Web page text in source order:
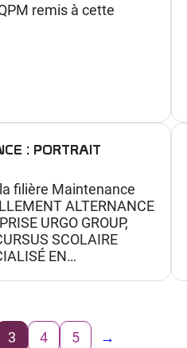
e
m
remis à cette
: PORTRAIT
filière Maintenance
ALTERNANCE
URGO GROUP,
SCOLAIRE
EN…
3 4 5 →